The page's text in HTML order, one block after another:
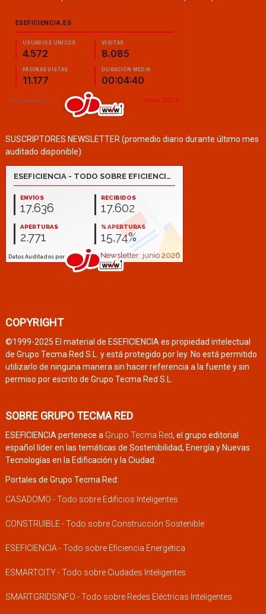
SUSCRIPTORES NEWSLETTER (promedio diario durante último mes
auditado disponible):
COPYRIGHT
©1999-2025 El material de ESEFICIENCIA es propiedad intelectual
de Grupo Tecma Red S.L. y está protegido por ley. No está permitido
utilizarlo de ninguna manera sin hacer referencia a la fuente y sin
permiso por escrito de Grupo Tecma Red S.L.
SOBRE GRUPO TECMA RED
ESEFICIENCIA pertenece a Grupo Tecma Red, el grupo editorial
español líder en las temáticas de Sostenibilidad, Energía y Nuevas
Tecnologías en la Edificación y la Ciudad.
Portales de Grupo Tecma Red:
CASADOMO - Todo sobre Edificios Inteligentes
CONSTRUIBLE - Todo sobre Construcción Sostenible
ESEFICIENCIA - Todo sobre Eficiencia Energética
ESMARTCITY - Todo sobre Ciudades Inteligentes
SMARTGRIDSINFO - Todo sobre Redes Eléctricas Inteligentes